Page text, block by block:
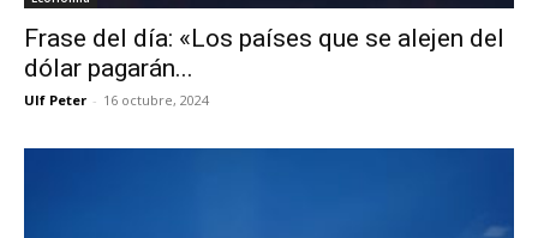
Frase del día: «Los países que se alejen del
dólar pagarán...
Ulf Peter - 16 octubre, 2024